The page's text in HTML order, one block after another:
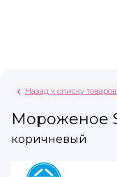
Назад к списку товаров
Мороженое
коричневый